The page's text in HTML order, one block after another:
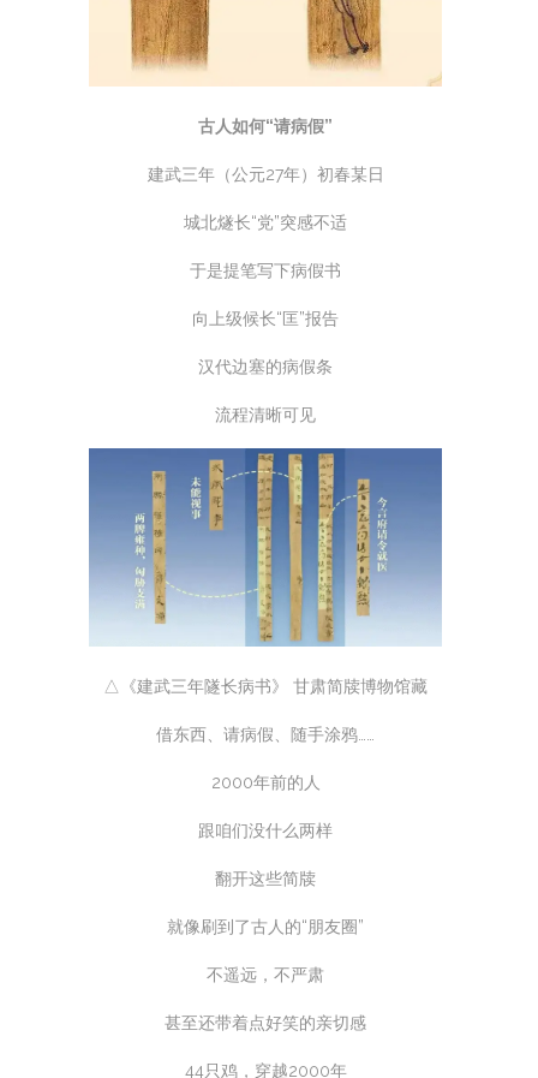
古人如何“请病假”
建武三年（公元27年）初春某日
城北燧长“党”突感不适
于是提笔写下病假书
向上级候长“匡”报告
汉代边塞的病假条
流程清晰可见
△《建武三年隧长病书》 甘肃简牍博物馆藏
借东西、请病假、随手涂鸦……
2000年前的人
跟咱们没什么两样
翻开这些简牍
就像刷到了古人的“朋友圈”
不遥远，不严肃
甚至还带着点好笑的亲切感
44只鸡，穿越2000年